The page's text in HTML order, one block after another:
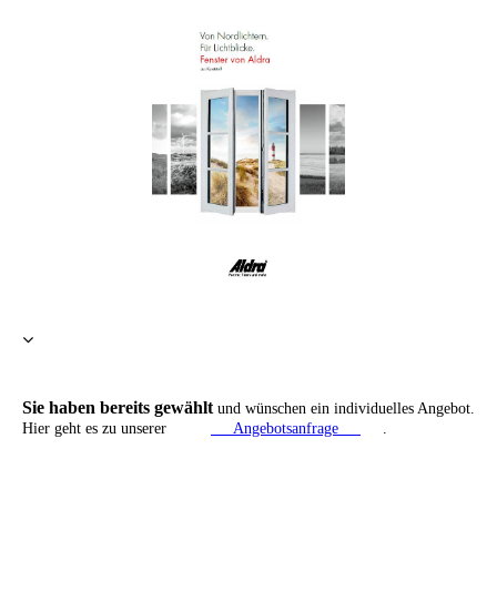
Sie haben bereits gewählt und wünschen ein individuelles Angebot.
Hier geht es zu unserer
Angebotsanfrage